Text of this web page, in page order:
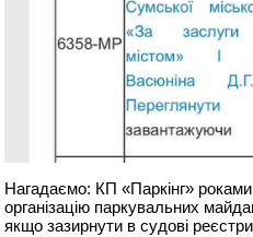
Нагадаємо: КП «Паркінг»
організацію паркувальних
якщо зазирнути в судові